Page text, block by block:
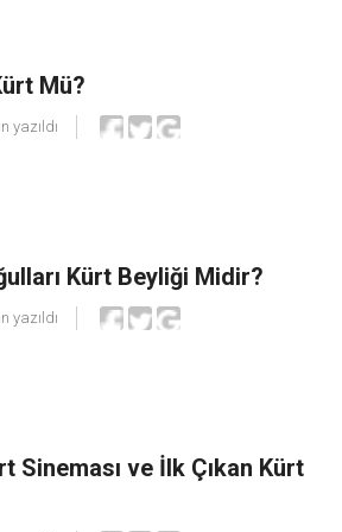
Mü?
yazıldı
Kürt Beyliği Midir?
yazıldı
Sineması ve İlk Çıkan Kürt